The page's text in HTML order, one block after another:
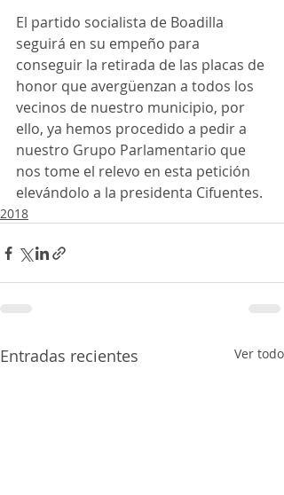
El partido socialista de Boadilla
seguirá en su empeño para
conseguir la retirada de las placas de
honor que avergüenzan a todos los
vecinos de nuestro municipio, por
ello, ya hemos procedido a pedir a
nuestro Grupo Parlamentario que
nos tome el relevo en esta petición
elevándolo a la presidenta Cifuentes.
2018
Entradas recientes Ver todo